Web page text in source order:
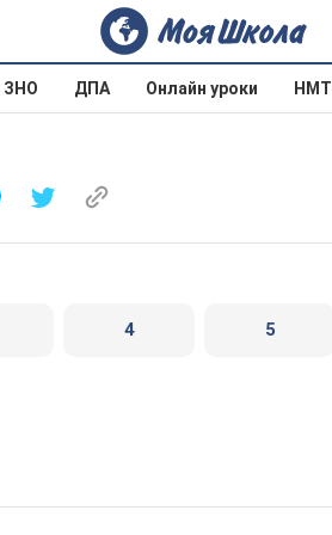
ЗНО ДПА Онлайн уроки НМТ
4 5